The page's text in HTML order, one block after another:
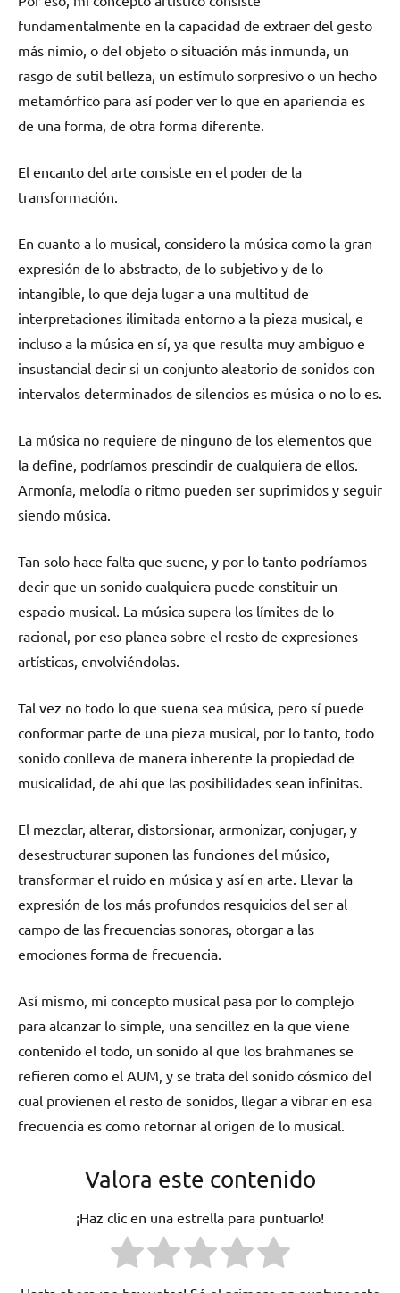
fundamentalmente en la capacidad de extraer del gesto
más nimio, o del objeto o situación más inmunda, un
rasgo de sutil belleza, un estímulo sorpresivo o un hecho
metamórfico para así poder ver lo que en apariencia es
de una forma, de otra forma diferente.
El encanto del arte consiste en el poder de la
transformación.
En cuanto a lo musical, considero la música como la gran
expresión de lo abstracto, de lo subjetivo y de lo
intangible, lo que deja lugar a una multitud de
interpretaciones ilimitada entorno a la pieza musical, e
incluso a la música en sí, ya que resulta muy ambiguo e
insustancial decir si un conjunto aleatorio de sonidos con
intervalos determinados de silencios es música o no lo es.
La música no requiere de ninguno de los elementos que
la define, podríamos prescindir de cualquiera de ellos.
Armonía, melodía o ritmo pueden ser suprimidos y seguir
siendo música.
Tan solo hace falta que suene, y por lo tanto podríamos
decir que un sonido cualquiera puede constituir un
espacio musical. La música supera los límites de lo
racional, por eso planea sobre el resto de expresiones
artísticas, envolviéndolas.
Tal vez no todo lo que suena sea música, pero sí puede
conformar parte de una pieza musical, por lo tanto, todo
sonido conlleva de manera inherente la propiedad de
musicalidad, de ahí que las posibilidades sean infinitas.
El mezclar, alterar, distorsionar, armonizar, conjugar, y
desestructurar suponen las funciones del músico,
transformar el ruido en música y así en arte. Llevar la
expresión de los más profundos resquicios del ser al
campo de las frecuencias sonoras, otorgar a las
emociones forma de frecuencia.
Así mismo, mi concepto musical pasa por lo complejo
para alcanzar lo simple, una sencillez en la que viene
contenido el todo, un sonido al que los brahmanes se
refieren como el AUM, y se trata del sonido cósmico del
cual provienen el resto de sonidos, llegar a vibrar en esa
frecuencia es como retornar al origen de lo musical.
Valora este contenido
¡Haz clic en una estrella para puntuarlo!